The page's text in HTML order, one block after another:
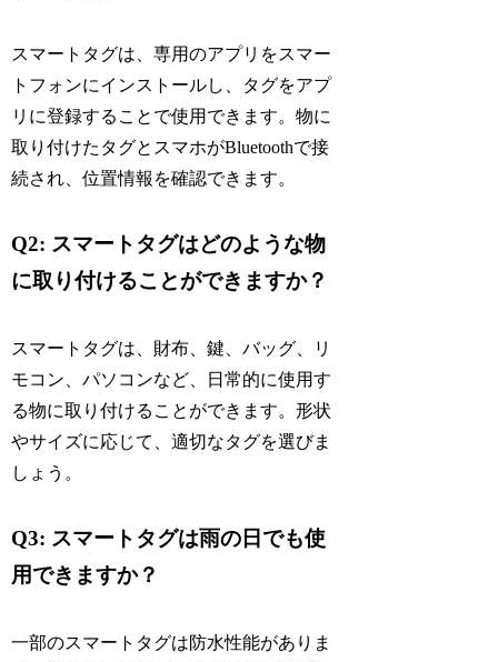
スマートタグは、専用のアプリをスマー
トフォンにインストールし、タグをアプ
リに登録することで使用できます。物に
取り付けたタグとスマホがBluetoothで接
続され、位置情報を確認できます。
Q2: スマートタグはどのような物
に取り付けることができますか？
スマートタグは、財布、鍵、バッグ、リ
モコン、パソコンなど、日常的に使用す
る物に取り付けることができます。形状
やサイズに応じて、適切なタグを選びま
しょう。
Q3: スマートタグは雨の日でも使
用できますか？
一部のスマートタグは防水性能がありま